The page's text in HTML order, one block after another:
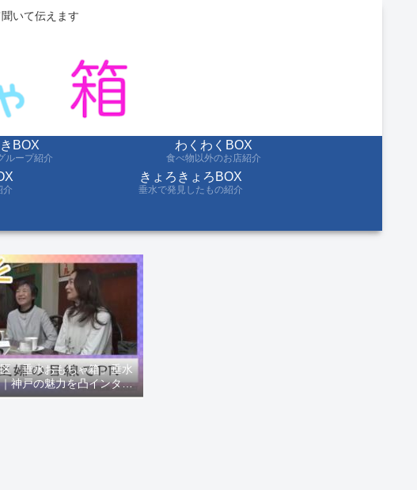
いて伝えます
BOX
ループ紹介
わくわくBOX
食べ物以外のお店紹介
介
きょろきょろBOX
垂水で発見したもの紹介
「垂水おもちゃ箱」垂水
神戸の魅力を凸インタビ
078ニュース)】